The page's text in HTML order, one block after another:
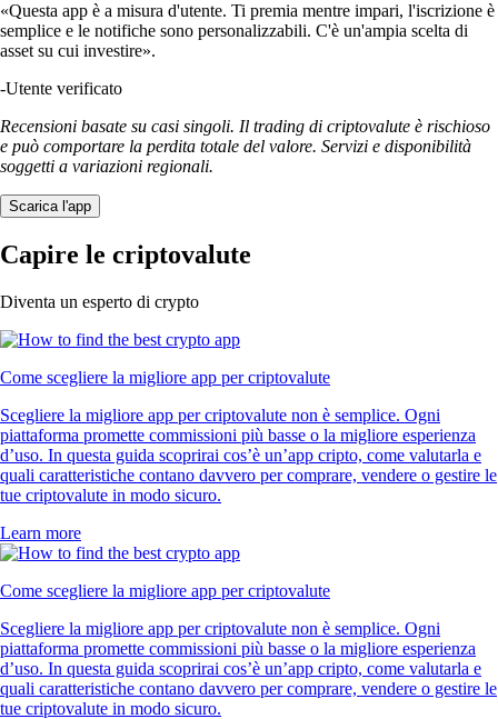
«Questa app è a misura d'utente. Ti premia mentre impari, l'iscrizione è
semplice e le notifiche sono personalizzabili. C'è un'ampia scelta di
asset su cui investire».
-Utente verificato
Recensioni basate su casi singoli. Il trading di criptovalute è rischioso
e può comportare la perdita totale del valore. Servizi e disponibilità
soggetti a variazioni regionali.
Scarica l'app
Capire le criptovalute
Diventa un esperto di crypto
Come scegliere la migliore app per criptovalute
Scegliere la migliore app per criptovalute non è semplice. Ogni
piattaforma promette commissioni più basse o la migliore esperienza
d’uso. In questa guida scoprirai cos’è un’app cripto, come valutarla e
quali caratteristiche contano davvero per comprare, vendere o gestire le
tue criptovalute in modo sicuro.
Learn more
Come scegliere la migliore app per criptovalute
Scegliere la migliore app per criptovalute non è semplice. Ogni
piattaforma promette commissioni più basse o la migliore esperienza
d’uso. In questa guida scoprirai cos’è un’app cripto, come valutarla e
quali caratteristiche contano davvero per comprare, vendere o gestire le
tue criptovalute in modo sicuro.